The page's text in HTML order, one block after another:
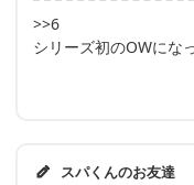
>>6
シリーズ初のOWにな
スパくんのお友達